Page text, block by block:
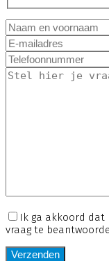
Ik ga akkoord dat
vraag te